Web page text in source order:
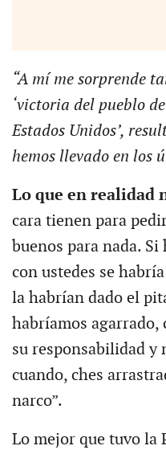
“A mí me sorprende
‘victoria del pueblo
Estados Unidos’,
hemos llevado en los
Lo que en realidad
cara tienen para
buenos para nada.
con ustedes se
la habrían dado el
habríamos agarrado,
su responsabilidad y
cuando, ches
narco”.
Lo mejor que tuvo la